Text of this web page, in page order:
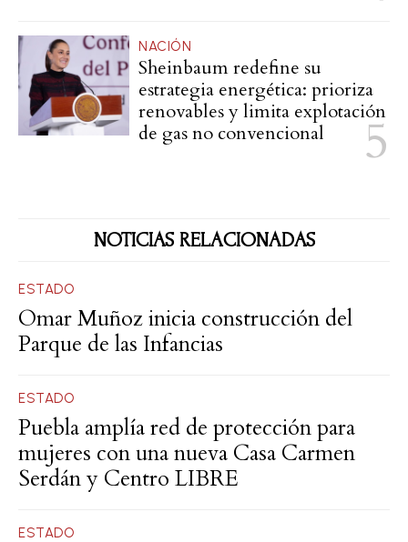
NACIÓN
Sheinbaum redefine su
estrategia energética: prioriza
renovables y limita explotación
de gas no convencional
NOTICIAS RELACIONADAS
ESTADO
Omar Muñoz inicia construcción del
Parque de las Infancias
ESTADO
Puebla amplía red de protección para
mujeres con una nueva Casa Carmen
Serdán y Centro LIBRE
ESTADO